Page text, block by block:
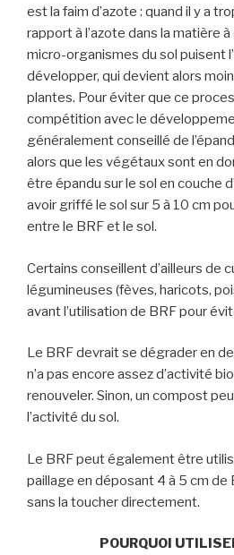
est la faim d’azote : quand il y a
rapport à l’azote dans la matière
micro-organismes du sol puisent
développer, qui devient alors
plantes. Pour éviter que ce
compétition avec le
généralement conseillé de
alors que les végétaux sont en
être épandu sur le sol en couche
avoir griffé le sol sur 5 à 10 cm
entre le BRF et le sol.
Certains conseillent d’ailleurs de
légumineuses (fèves, haricots,
avant l’utilisation de BRF pour
Le BRF devrait se dégrader en
n’a pas encore assez d’activité
renouveler. Sinon, un compost
l’activité du sol.
Le BRF peut également être
paillage en déposant 4 à 5 cm de
sans la toucher directement.
POURQUOI